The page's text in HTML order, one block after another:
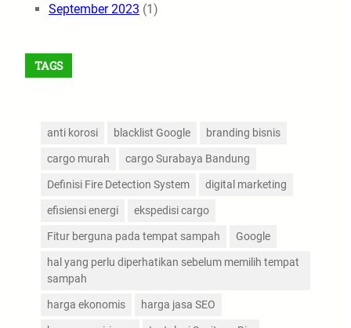
September 2023 (1)
TAGS
anti korosi blacklist Google branding bisnis
cargo murah cargo Surabaya Bandung
Definisi Fire Detection System digital marketing
efisiensi energi ekspedisi cargo
Fitur berguna pada tempat sampah Google
hal yang perlu diperhatikan sebelum memilih tempat
sampah
harga ekonomis harga jasa SEO